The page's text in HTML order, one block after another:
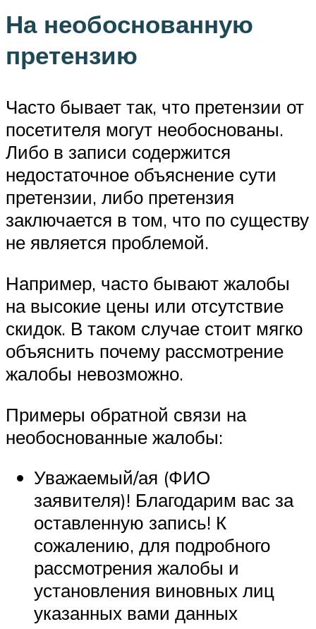
На необоснованную
претензию
Часто бывает так, что претензии от
посетителя могут необоснованы.
Либо в записи содержится
недостаточное объяснение сути
претензии, либо претензия
заключается в том, что по существу
не является проблемой.
Например, часто бывают жалобы
на высокие цены или отсутствие
скидок. В таком случае стоит мягко
объяснить почему рассмотрение
жалобы невозможно.
Примеры обратной связи на
необоснованные жалобы:
Уважаемый/ая (ФИО
заявителя)! Благодарим вас за
оставленную запись! К
сожалению, для подробного
рассмотрения жалобы и
установления виновных лиц
указанных вами данных